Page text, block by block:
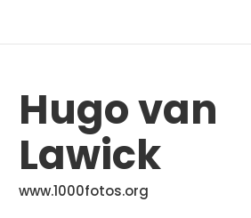
Hugo van
Lawick
www.1000fotos.org